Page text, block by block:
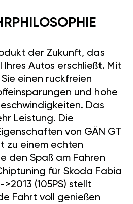
der Zukunft, das
Ihres Autos erschließt. Mit
einen ruckfreien
und hohe
Das
Leistung. Die
von GÄN GT
zu einem echten
den Spaß am Fahren
für Skoda Fabia
>2013 (105PS) stellt
Fahrt voll genießen